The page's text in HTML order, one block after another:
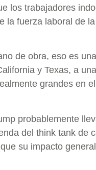
los trabajadores
la fuerza laboral de
de obra, eso es
y Texas, a
grandes en
probablemente
del think tank de
su impacto